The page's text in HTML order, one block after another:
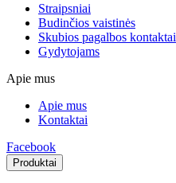
Straipsniai
Budinčios vaistinės
Skubios pagalbos kontaktai
Gydytojams
Apie mus
Apie mus
Kontaktai
Facebook
Produktai